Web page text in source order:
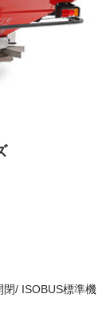
/ ISOBUS標準機